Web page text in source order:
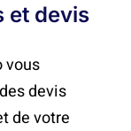
et devis
vous
devis
de votre